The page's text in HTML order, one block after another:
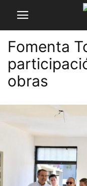
Fomenta
obras